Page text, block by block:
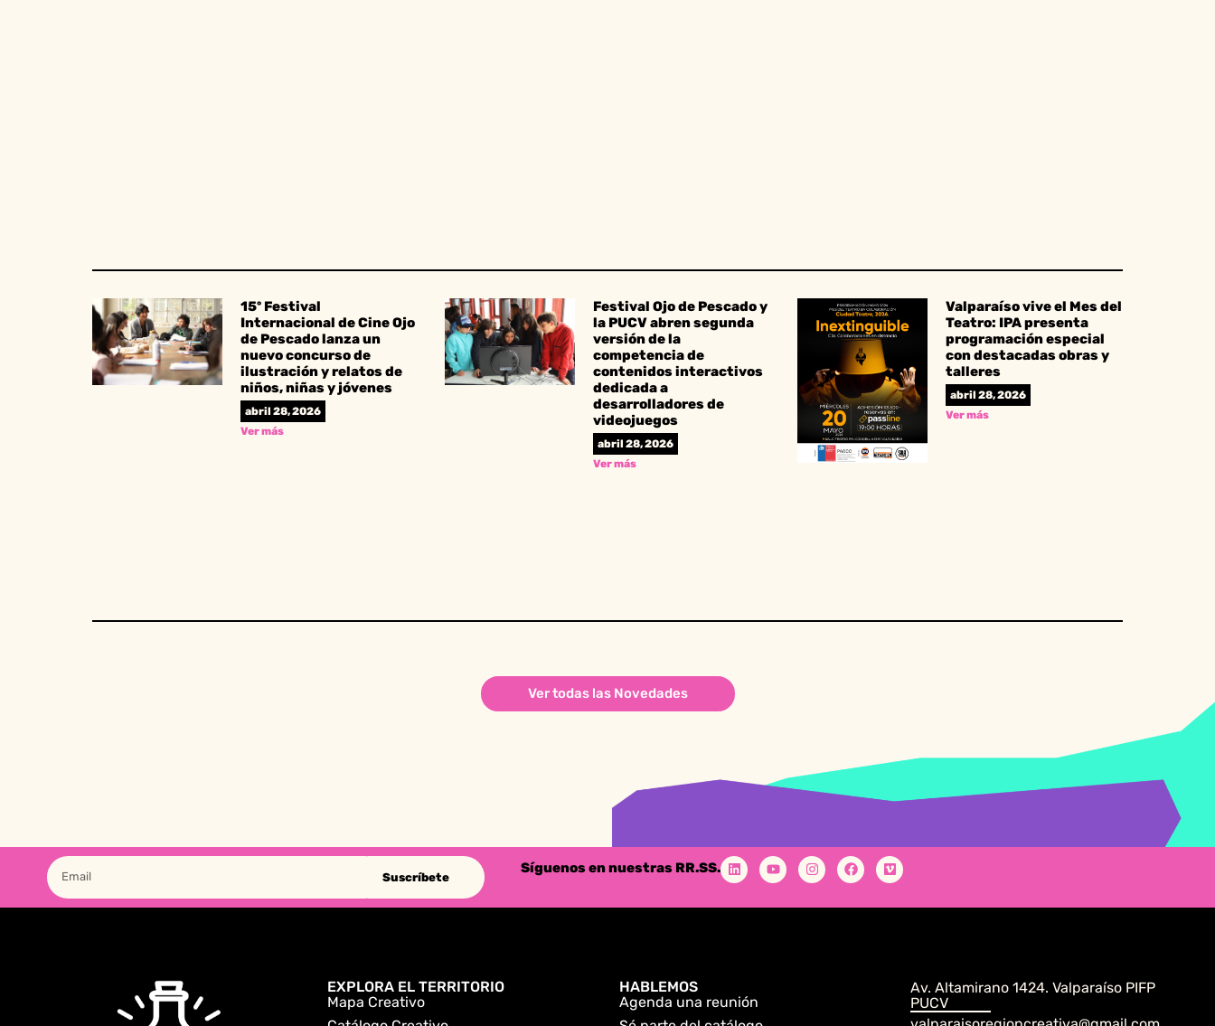
15º Festival
Internacional de Cine Ojo
de Pescado lanza un
nuevo concurso de
ilustración y relatos de
niños, niñas y jóvenes
abril 28, 2026
Ver más
Festival Ojo de Pescado y
la PUCV abren segunda
versión de la
competencia de
contenidos interactivos
dedicada a
desarrolladores de
videojuegos
abril 28, 2026
Ver más
Valparaíso vive el Mes del
Teatro: IPA presenta
programación especial
con destacadas obras y
talleres
abril 28, 2026
Ver más
Ver todas las Novedades
Suscríbete
Síguenos en nuestras RR.SS.
EXPLORA EL TERRITORIO
Mapa Creativo
HABLEMOS
Agenda una reunión
Av. Altamirano 1424. Valparaíso PIFP
PUCV